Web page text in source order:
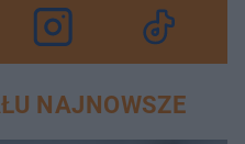
NAJNOWSZE